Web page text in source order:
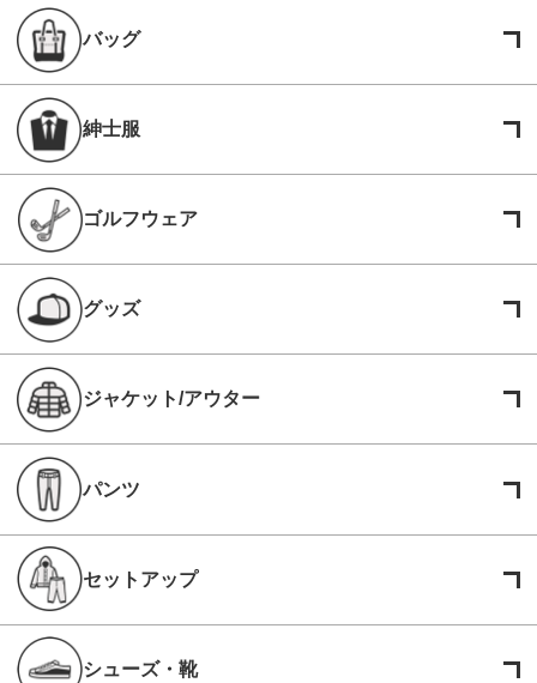
バッグ
紳士服
ゴルフウェア
グッズ
ジャケット/アウター
パンツ
セットアップ
シューズ・靴